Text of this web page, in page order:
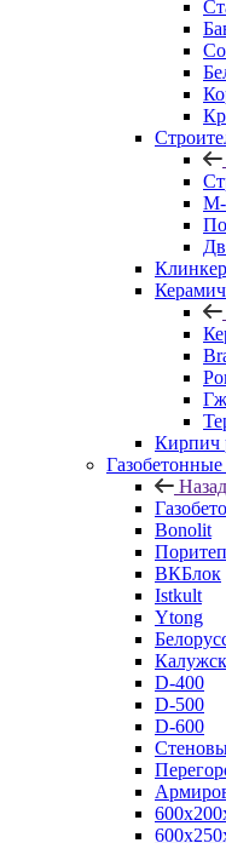
М-
Кирпич
Назад
Bonolit
Поритеп
ВКБлок
Istkult
Ytong
D-400
D-500
D-600